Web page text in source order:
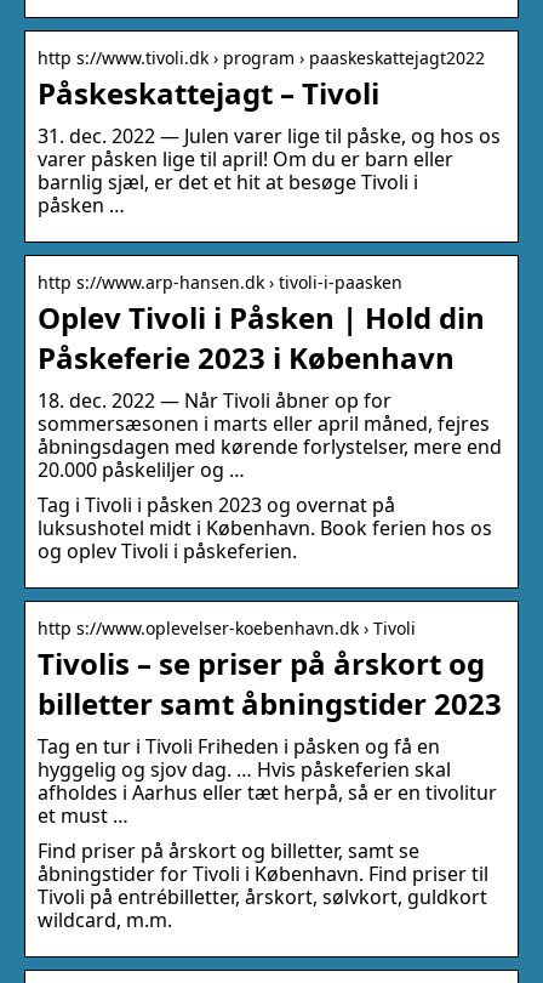
http s://www.tivoli.dk › program › paaskeskattejagt2022
Påskeskattejagt – Tivoli
31. dec. 2022 — Julen varer lige til påske, og hos os
varer påsken lige til april! Om du er barn eller
barnlig sjæl, er det et hit at besøge Tivoli i
påsken …
http s://www.arp-hansen.dk › tivoli-i-paasken
Oplev Tivoli i Påsken | Hold din
Påskeferie 2023 i København
18. dec. 2022 — Når Tivoli åbner op for
sommersæsonen i marts eller april måned, fejres
åbningsdagen med kørende forlystelser, mere end
20.000 påskeliljer og …
Tag i Tivoli i påsken 2023 og overnat på
luksushotel midt i København. Book ferien hos os
og oplev Tivoli i påskeferien.
http s://www.oplevelser-koebenhavn.dk › Tivoli
Tivolis – se priser på årskort og
billetter samt åbningstider 2023
Tag en tur i Tivoli Friheden i påsken og få en
hyggelig og sjov dag. … Hvis påskeferien skal
afholdes i Aarhus eller tæt herpå, så er en tivolitur
et must …
Find priser på årskort og billetter, samt se
åbningstider for Tivoli i København. Find priser til
Tivoli på entrébilletter, årskort, sølvkort, guldkort
wildcard, m.m.